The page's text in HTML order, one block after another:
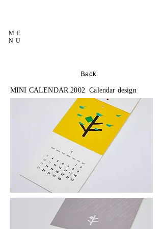
ME
NU
Back
MINI CALENDAR 2002 Calendar design